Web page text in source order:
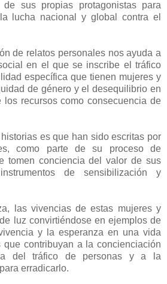
sus propias protagonistas para
lucha nacional y global contra el
de relatos personales nos ayuda a
en el que se inscribe el tráfico
específica que tienen mujeres y
de género y el desequilibrio en
recursos como consecuencia de
es que han sido escritas por
como parte de su proceso de
tomen conciencia del valor de sus
de sensibilización y
las vivencias de estas mujeres y
luz convirtiéndose en ejemplos de
y la esperanza en una vida
que contribuyan a la concienciación
del tráfico de personas y a la
erradicarlo.